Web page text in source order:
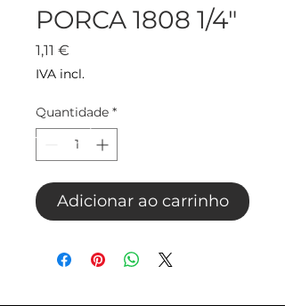
PORCA 1808 1/4"
1,11 €
IVA incl.
Quantidade *
Adicionar ao carrinho